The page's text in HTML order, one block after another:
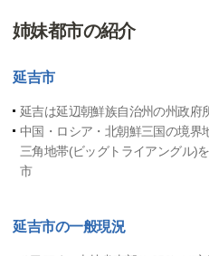
姉妹都市の紹介
延吉市
延吉は延辺朝鮮族自治州の州政府
中国・ロシア・北朝鮮三国の境界
三角地帯(ビッグトライアングル)
市
延吉市の一般現況